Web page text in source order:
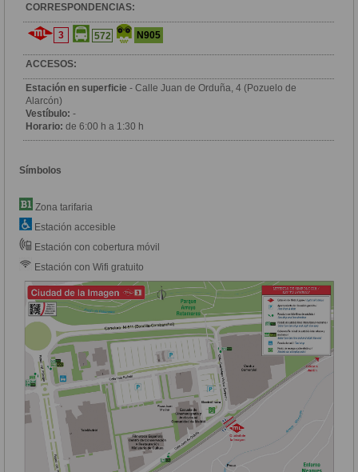
CORRESPONDENCIAS:
3 572 N905
ACCESOS:
Estación en superficie - Calle Juan de Orduña, 4 (Pozuelo de
Alarcón)
Vestíbulo: -
Horario: de 6:00 h a 1:30 h
Símbolos
Zona tarifaria
Estación accesible
Estación con cobertura móvil
Estación con Wifi gratuito